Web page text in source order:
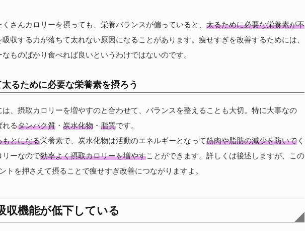
さんカロリーを摂っても、栄養バランスが偏っていると、 太るために必要な栄養素が不
吸収する力が落ちて太れない原因になることがあります。痩せすぎを改善するためには、
ものばかり食べれば良いというわけではないのです。
るために必要な栄養素を摂ろう
、摂取カロリーを増やすのと合わせて、バランスを整えることも大切。特に大事なの
れるタンパク質 ・ 炭水化物 ・ 脂質です。
もとになる栄養素で、炭水化物は活動のエネルギーとなって筋肉や脂肪の減少を防いで く
リーなので効率よく摂取カロリーを増やすことができます。詳しくは後述しますが、この
トを押さえて摂ることで痩せすぎ改善につながりますよ。
収機能が低下している